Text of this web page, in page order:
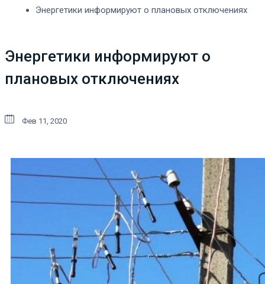
Энергетики информируют о плановых отключениях
Энергетики информируют о
плановых отключениях
Фев 11, 2020